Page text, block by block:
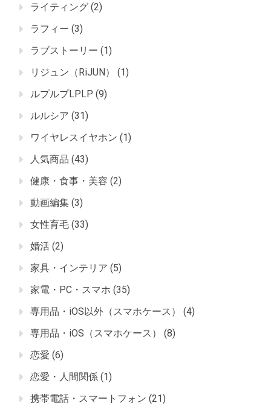
ライティング (2)
ラフィー (3)
ラブストーリー (1)
リジュン（RiJUN）
(1)
ルプルプLPLP (9)
ルルシア (31)
ワイヤレスイヤホン (1)
人気商品 (43)
健康・食事・美容 (2)
動画編集 (3)
女性育毛 (33)
婚活 (2)
家具・インテリア (5)
家電・PC・スマホ (35)
専用品・iOS以外（スマホケース）
(4)
専用品・iOS（スマホケース）
(8)
恋愛 (6)
恋愛・人間関係 (1)
携帯電話・スマートフォン (21)